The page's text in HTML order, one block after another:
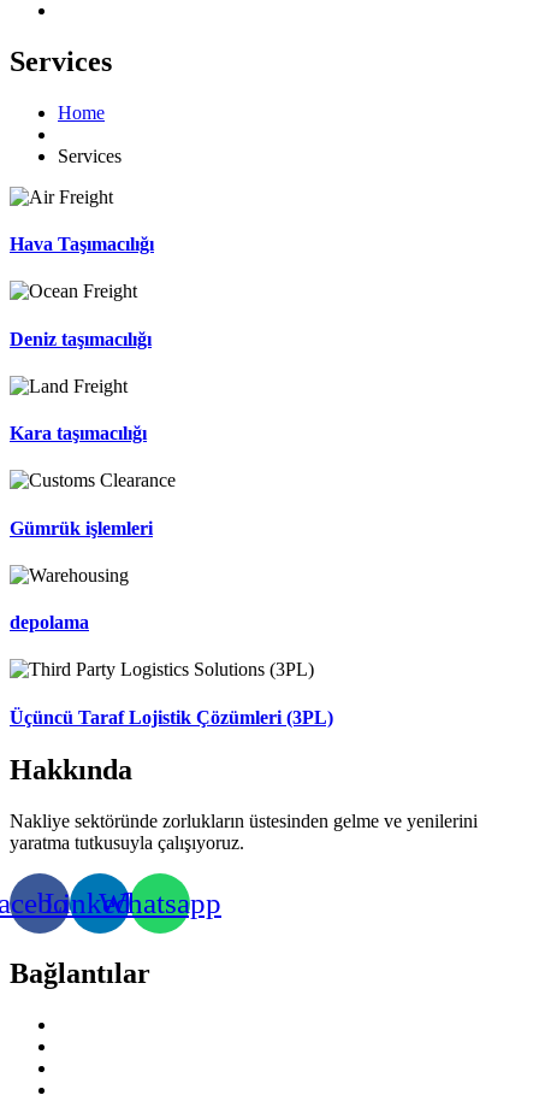
Services
Home
Services
Hava Taşımacılığı
Deniz taşımacılığı
Kara taşımacılığı
Gümrük işlemleri
depolama
Üçüncü Taraf Lojistik Çözümleri (3PL)
Hakkında
Nakliye sektöründe zorlukların üstesinden gelme ve yenilerini
yaratma tutkusuyla çalışıyoruz.
LinkedinWhatsapp
Bağlantılar